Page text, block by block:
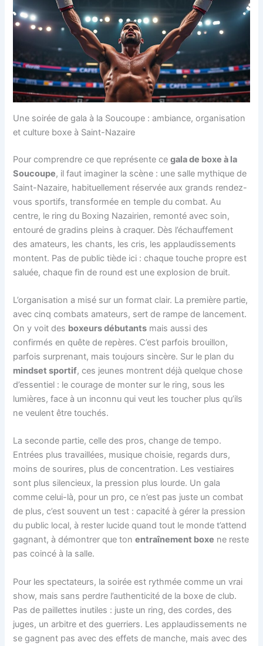
Une soirée de gala à la Soucoupe : ambiance, organisation
et culture boxe à Saint-Nazaire
Pour comprendre ce que représente cegala de boxe à la
Soucoupe, il faut imaginer la scène : une salle mythique de
Saint-Nazaire, habituellement réservée aux grands rendez-
vous sportifs, transformée en temple du combat. Au
centre, le ring du Boxing Nazairien, remonté avec soin,
entouré de gradins pleins à craquer. Dès l’échauffement
des amateurs, les chants, les cris, les applaudissements
montent. Pas de public tiède ici : chaque touche propre est
saluée, chaque fin de round est une explosion de bruit.
L’organisation a misé sur un format clair. La première partie,
avec cinq combats amateurs, sert de rampe de lancement.
On y voit des boxeurs débutants mais aussi des
confirmés en quête de repères. C’est parfois brouillon,
parfois surprenant, mais toujours sincère. Sur le plan du
mindset sportif, ces jeunes montrent déjà quelque chose
d’essentiel : le courage de monter sur le ring, sous les
lumières, face à un inconnu qui veut les toucher plus qu’ils
ne veulent être touchés.
La seconde partie, celle des pros, change de tempo.
Entrées plus travaillées, musique choisie, regards durs,
moins de sourires, plus de concentration. Les vestiaires
sont plus silencieux, la pression plus lourde. Un gala
comme celui-là, pour un pro, ce n’est pas juste un combat
de plus, c’est souvent un test : capacité à gérer la pression
du public local, à rester lucide quand tout le monde t’attend
gagnant, à démontrer que tonentraînement boxe ne reste
pas coincé à la salle.
Pour les spectateurs, la soirée est rythmée comme un vrai
show, mais sans perdre l’authenticité de la boxe de club.
Pas de paillettes inutiles : juste un ring, des cordes, des
juges, un arbitre et des guerriers. Les applaudissements ne
se gagnent pas avec des effets de manche, mais avec des